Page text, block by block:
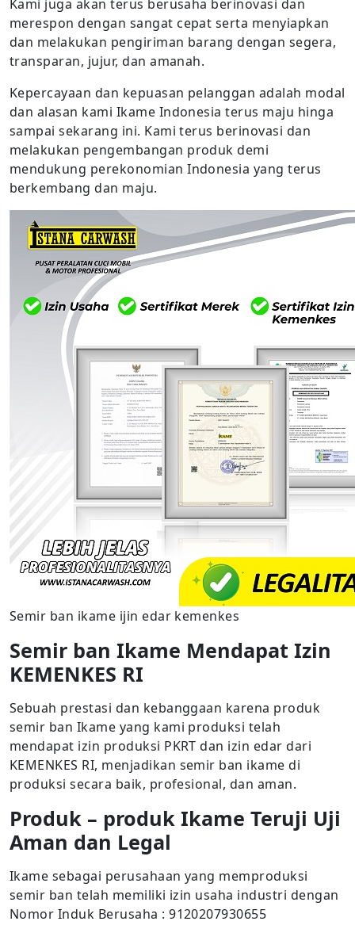
Kami juga akan terus berusaha berinovasi dan
merespon dengan sangat cepat serta menyiapkan
dan melakukan pengiriman barang dengan segera,
transparan, jujur, dan amanah.
Kepercayaan dan kepuasan pelanggan adalah modal
dan alasan kami Ikame Indonesia terus maju hinga
sampai sekarang ini. Kami terus berinovasi dan
melakukan pengembangan produk demi
mendukung perekonomian Indonesia yang terus
berkembang dan maju.
Semir ban ikame ijin edar kemenkes
Semir ban Ikame Mendapat Izin
KEMENKES RI
Sebuah prestasi dan kebanggaan karena produk
semir ban Ikame yang kami produksi telah
mendapat izin produksi PKRT dan izin edar dari
KEMENKES RI, menjadikan semir ban ikame di
produksi secara baik, profesional, dan aman.
Produk – produk Ikame Teruji Uji
Aman dan Legal
Ikame sebagai perusahaan yang memproduksi
semir ban telah memiliki izin usaha industri dengan
Nomor Induk Berusaha : 9120207930655